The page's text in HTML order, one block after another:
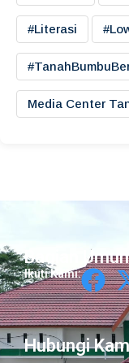
#literasi
Media Center
Bagian
Ikuti Kami:
Hubungi